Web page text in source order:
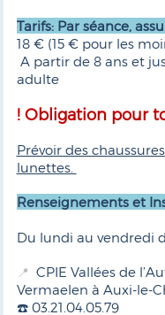
Tarifs: Par séance,
18 € (15 € pour les
A partir de 8 ans et
adulte
! Obligation pour
Prévoir des
lunettes.
Renseignements et
Du lundi au vendredi
📍 CPIE Vallées de
Vermaelen à Auxi-le-
☎️ 03.21.04.05.79